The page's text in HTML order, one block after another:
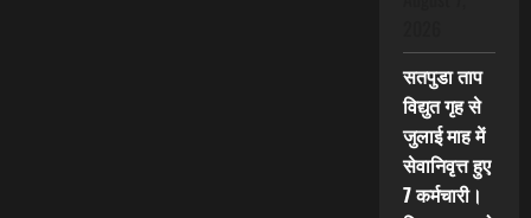
सतपुडा ताप
विद्युत गृह से
जुलाई माह में
सेवानिवृत्त हुए
7 कर्मचारी।